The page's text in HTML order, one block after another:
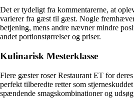
Det er tydeligt fra kommentarerne, at
varierer fra gæst til gæst. Nogle
betjening, mens andre nævner mindre
andet portionstørrelser og priser.
Kulinarisk Mesterklasse
Flere gæster roser Restaurant ET for
perfekt tilberedte retter som
spændende smagskombinationer og